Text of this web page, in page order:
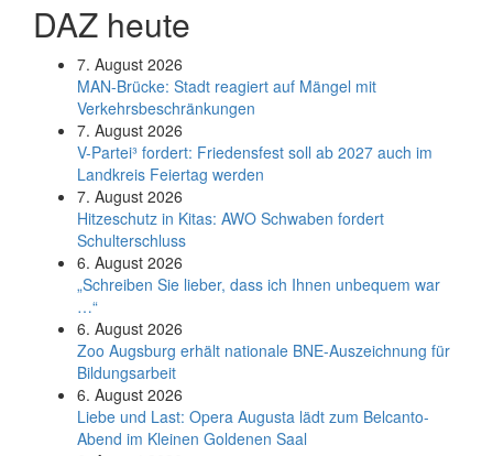
DAZ heute
7. August 2026
MAN-Brücke: Stadt reagiert auf Mängel mit
Verkehrsbeschränkungen
7. August 2026
V-Partei­³ fordert: Friedens­fest soll ab 2027 auch im
Land­kreis Feier­tag werden
7. August 2026
Hitzeschutz in Kitas: AWO Schwaben fordert
Schulterschluss
6. August 2026
„Schreiben Sie lieber, dass ich Ihnen unbequem war
…“
6. August 2026
Zoo Augsburg erhält nationale BNE-Auszeichnung für
Bildungsarbeit
6. August 2026
Liebe und Last: Opera Augusta lädt zum Belcanto-
Abend im Kleinen Goldenen Saal